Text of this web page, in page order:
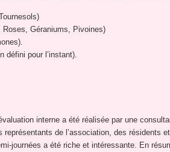
Géraniums, Pivoines)
pour l’instant).
interne a été réalisée par une
de l’association, des résidents
journées a été riche et intéressante. En